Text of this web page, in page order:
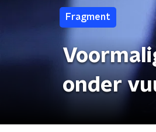
Fragment
onder